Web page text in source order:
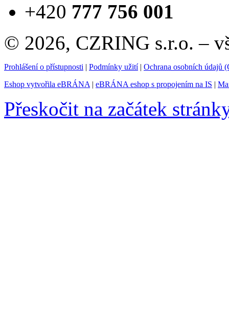
+420 777 756 001
© 2026, CZRING s.r.o. –
Prohlášení o přístupnosti | Podmínky užití| Ochrana osobních údajů
Eshop vytvořila eBRÁNA | eBRÁNA eshop s propojením na IS |
Přeskočit na začátek